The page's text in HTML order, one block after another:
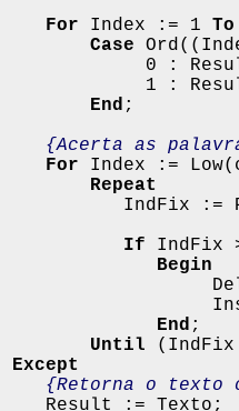
For Index := 1 To
Case
0 :
1 :
End ;
{Acerta as
For Index :=
Repeat
:=
If IndFix
Begin
End ;
Until
Except
{Retorna o texto
Result := Texto;